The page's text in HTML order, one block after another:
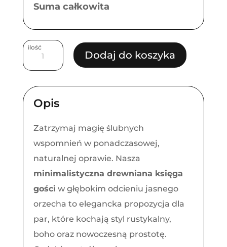
Suma całkowita
ilość
ilość
Drewniana
Gości
Rustykalna
Minimalistyczna
Dodaj do koszyka
Opis
Zatrzymaj magię ślubnych
wspomnień w ponadczasowej,
naturalnej oprawie. Nasza
minimalistyczna drewniana księga
gości w głębokim odcieniu jasnego
orzecha to elegancka propozycja dla
par, które kochają styl rustykalny,
boho oraz nowoczesną prostotę.